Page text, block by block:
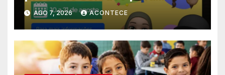
estagiários
AGO 7, 2026 ACONTECE